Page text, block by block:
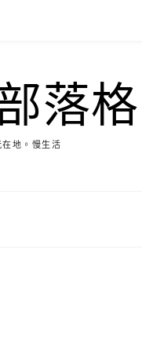
落格
地。慢生活